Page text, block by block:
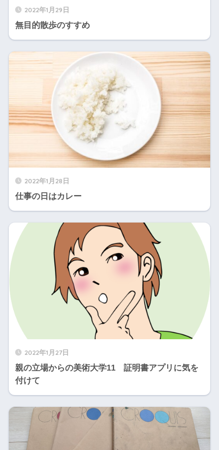
2022年1月29日
無目的散歩のすすめ
2022年1月28日
仕事の日はカレー
2022年1月27日
親の立場からの美術大学11 証明書アプリに気を
付けて